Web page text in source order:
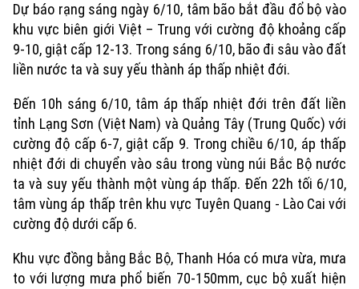
Xu hướng
Dự báo rạng sáng ngày 6/10, tâm bão bắt đầu đổ bộ vào
khu vực biên giới Việt – Trung với cường độ khoảng cấp
9-10, giật cấp 12-13. Trong sáng 6/10, bão đi sâu vào đất
liền nước ta và suy yếu thành áp thấp nhiệt đới.
Đến 10h sáng 6/10, tâm áp thấp nhiệt đới trên đất liền
tỉnh Lạng Sơn (Việt Nam) và Quảng Tây (Trung Quốc) với
cường độ cấp 6-7, giật cấp 9. Trong chiều 6/10, áp thấp
nhiệt đới di chuyển vào sâu trong vùng núi Bắc Bộ nước
ta và suy yếu thành một vùng áp thấp. Đến 22h tối 6/10,
tâm vùng áp thấp trên khu vực Tuyên Quang - Lào Cai với
cường độ dưới cấp 6.
Khu vực đồng bằng Bắc Bộ, Thanh Hóa có mưa vừa, mưa
to với lượng mưa phổ biến 70-150mm, cục bộ xuất hiện